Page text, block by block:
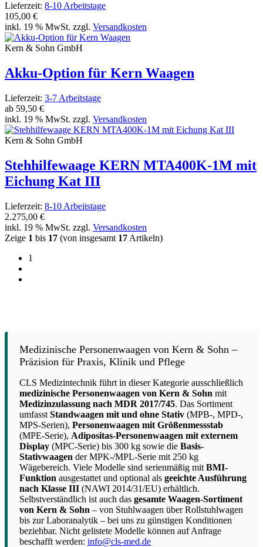
Lieferzeit: 8-10 Arbeitstage
105,00 €
inkl. 19 % MwSt. zzgl. Versandkosten
Kern & Sohn GmbH
Akku-Option für Kern Waagen
Lieferzeit: 3-7 Arbeitstage
ab 59,50 €
inkl. 19 % MwSt. zzgl. Versandkosten
Kern & Sohn GmbH
Stehhilfewaage KERN MTA400K-1M mit
Eichung Kat III
Lieferzeit: 8-10 Arbeitstage
2.275,00 €
inkl. 19 % MwSt. zzgl. Versandkosten
Zeige 1 bis 17 (von insgesamt 17 Artikeln)
1
Medizinische Personenwaagen von Kern & Sohn –
Präzision für Praxis, Klinik und Pflege
CLS Medizintechnik führt in dieser Kategorie ausschließlich
medizinische Personenwaagen von Kern & Sohn mit
Medizinzulassung nach MDR 2017/745. Das Sortiment
umfasst Standwaagen mit und ohne Stativ (MPB-, MPD-,
MPS-Serien), Personenwaagen mit Größenmessstab
(MPE-Serie), Adipositas-Personenwaagen mit externem
Display (MPC-Serie) bis 300 kg sowie die Basis-
Stativwaagen der MPK-/MPL-Serie mit 250 kg
Wägebereich. Viele Modelle sind serienmäßig mit BMI-
Funktion ausgestattet und optional als geeichte Ausführung
nach Klasse III (NAWI 2014/31/EU) erhältlich.
Selbstverständlich ist auch das gesamte Waagen-Sortiment
von Kern & Sohn – von Stuhlwaagen über Rollstuhlwagen
bis zur Laboranalytik – bei uns zu günstigen Konditionen
beziehbar. Nicht gelistete Modelle können auf Anfrage
beschafft werden: info@cls-med.de